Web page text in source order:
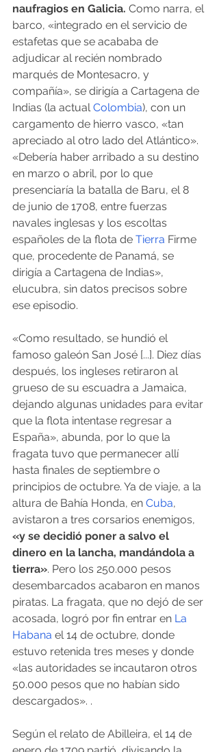
naufragios en Galicia. Como narra, el
barco, «integrado en el servicio de
estafetas que se acababa de
adjudicar al recién nombrado
marqués de Montesacro, y
compañía», se dirigía a Cartagena de
Indias (la actual Colombia), con un
cargamento de hierro vasco, «tan
apreciado al otro lado del Atlántico».
«Debería haber arribado a su destino
en marzo o abril, por lo que
presenciaría la batalla de Baru, el 8
de junio de 1708, entre fuerzas
navales inglesas y los escoltas
españoles de la flota de Tierra Firme
que, procedente de Panamá, se
dirigía a Cartagena de Indias»,
elucubra, sin datos precisos sobre
ese episodio.
«Como resultado, se hundió el
famoso galeón San José [...]. Diez días
después, los ingleses retiraron al
grueso de su escuadra a Jamaica,
dejando algunas unidades para evitar
que la flota intentase regresar a
España», abunda, por lo que la
fragata tuvo que permanecer allí
hasta finales de septiembre o
principios de octubre. Ya de viaje, a la
altura de Bahía Honda, en Cuba,
avistaron a tres corsarios enemigos,
«y se decidió poner a salvo el
dinero en la lancha, mandándola a
tierra». Pero los 250.000 pesos
desembarcados acabaron en manos
piratas. La fragata, que no dejó de ser
acosada, logró por fin entrar en La
Habana el 14 de octubre, donde
estuvo retenida tres meses y donde
«las autoridades se incautaron otros
50.000 pesos que no habían sido
descargados». .
Según el relato de Abilleira, el 14 de